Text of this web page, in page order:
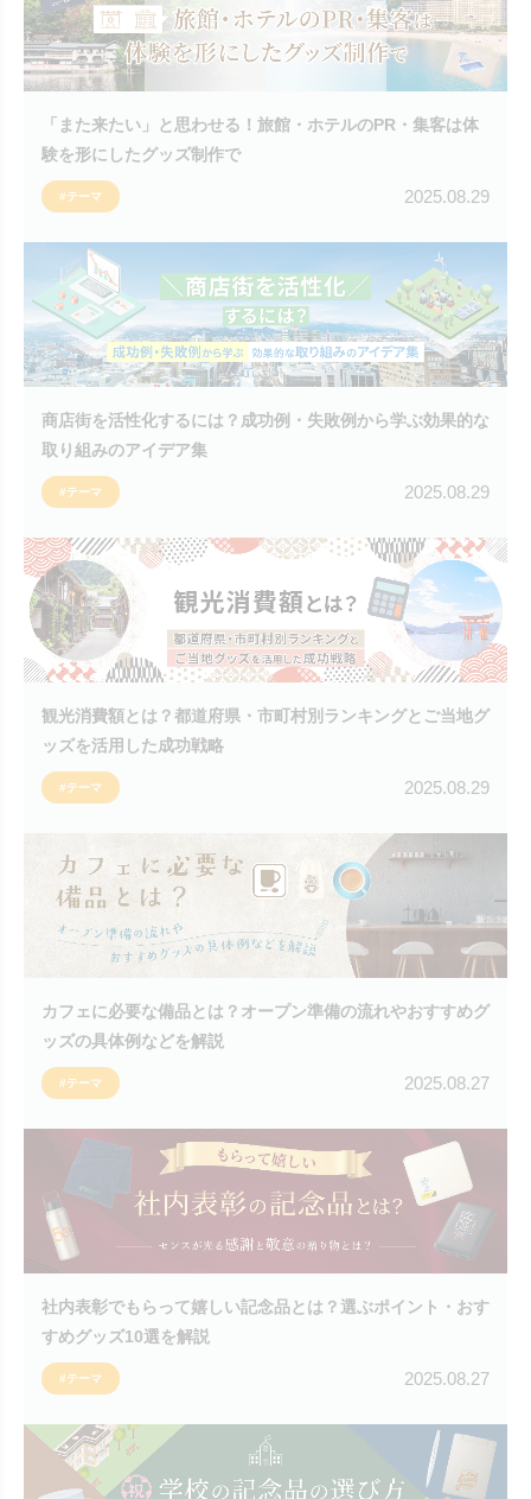
「また来たい」と思わせる！旅館・ホテルのPR・集客は体
験を形にしたグッズ制作で
#テーマ 2025.08.29
商店街を活性化するには？成功例・失敗例から学ぶ効果的な
取り組みのアイデア集
#テーマ 2025.08.29
観光消費額とは？都道府県・市町村別ランキングとご当地グ
ッズを活用した成功戦略
#テーマ 2025.08.29
カフェに必要な備品とは？オープン準備の流れやおすすめグ
ッズの具体例などを解説
#テーマ 2025.08.27
社内表彰でもらって嬉しい記念品とは？選ぶポイント・おす
すめグッズ10選を解説
#テーマ 2025.08.27